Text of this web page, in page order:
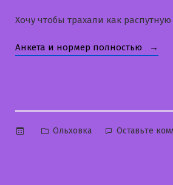
Хочу чтобы трахали как распутную
Анкета и нормер полностью «Лера»
Опубликовано
Ольховка Оставьте